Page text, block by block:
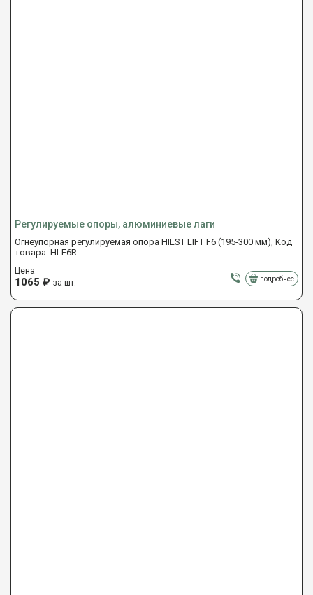
Регулируемые опоры, алюминиевые лаги
Огнеупорная регулируемая опора HILST LIFT F6 (195-300 мм), Код
товара: HLF6R
Цена
1065 ₽ за шт. подробнее